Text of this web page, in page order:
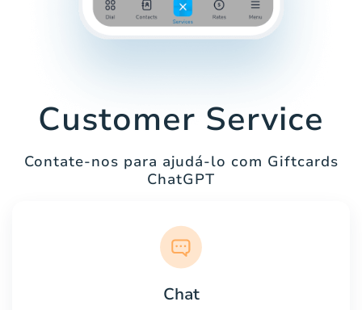
Customer Service
Contate-nos para ajudá-lo com Giftcards
ChatGPT
Chat